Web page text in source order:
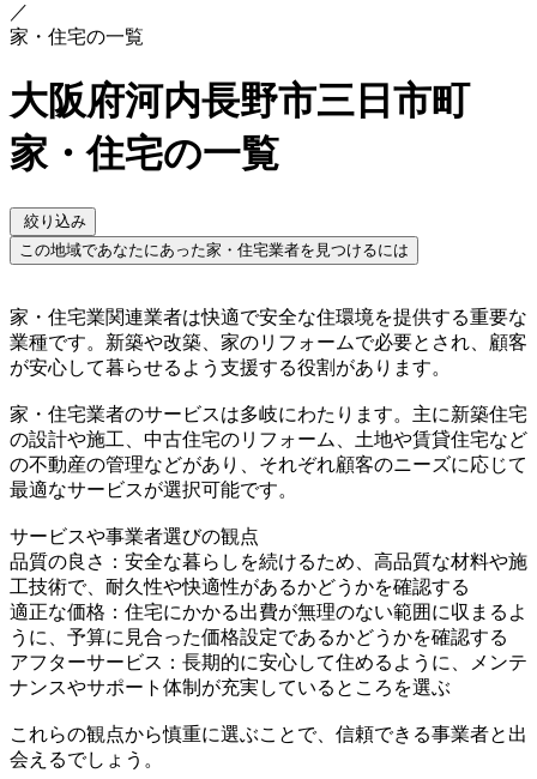
／
家・住宅の一覧
大阪府河内長野市三日市町
家・住宅の一覧
絞り込み
この地域であなたにあった家・住宅業者を見つけるには
家・住宅業関連業者は快適で安全な住環境を提供する重要な
業種です。新築や改築、家のリフォームで必要とされ、顧客
が安心して暮らせるよう支援する役割があります。
家・住宅業者のサービスは多岐にわたります。主に新築住宅
の設計や施工、中古住宅のリフォーム、土地や賃貸住宅など
の不動産の管理などがあり、それぞれ顧客のニーズに応じて
最適なサービスが選択可能です。
サービスや事業者選びの観点
品質の良さ：安全な暮らしを続けるため、高品質な材料や施
工技術で、耐久性や快適性があるかどうかを確認する
適正な価格：住宅にかかる出費が無理のない範囲に収まるよ
うに、予算に見合った価格設定であるかどうかを確認する
アフターサービス：長期的に安心して住めるように、メンテ
ナンスやサポート体制が充実しているところを選ぶ
これらの観点から慎重に選ぶことで、信頼できる事業者と出
会えるでしょう。